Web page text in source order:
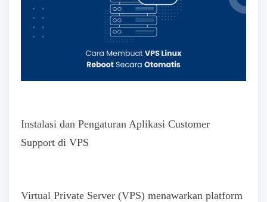
Instalasi dan Pengaturan Aplikasi Customer
Support di VPS
Virtual Private Server (VPS) menawarkan platform